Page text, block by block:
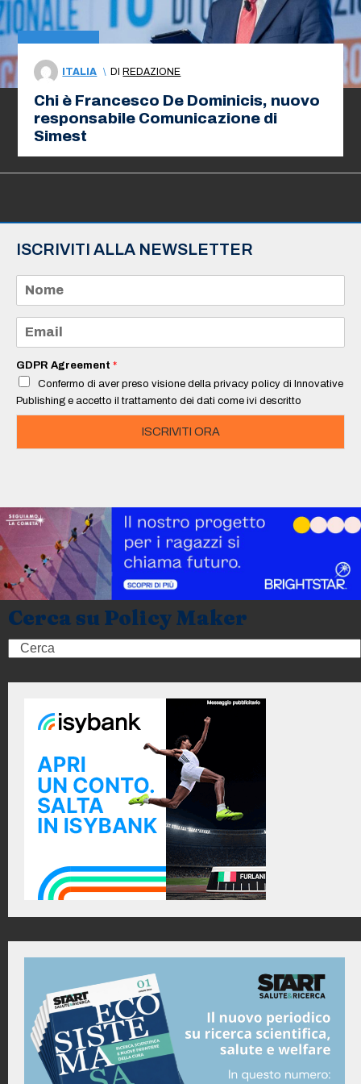
ITALIA \ DIREDAZIONE
Chi è Francesco De Dominicis, nuovo
responsabile Comunicazione di
Simest
ISCRIVITI ALLA NEWSLETTER
m
e
a
i
*
GDPR Agreement *
Confermo di aver preso visione della privacy policy di Innovative
Publishing e accetto il trattamento dei dati come ivi descritto
ISCRIVITI ORA
Cerca su Policy Maker
Search